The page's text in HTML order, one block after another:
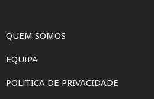
QUEM SOMOS
EQUIPA
POLíTICA DE PRIVACIDADE